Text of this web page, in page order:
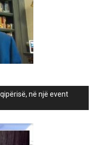
në një event